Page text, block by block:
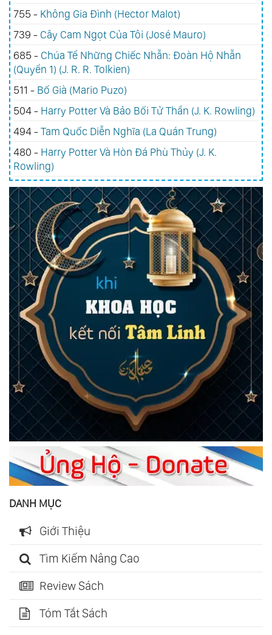
755 - Không Gia Đình (Hector Malot)
739 - Cây Cam Ngọt Của Tôi (José Mauro)
685 - Chúa Tể Những Chiếc Nhẫn: Đoàn Hộ Nhẫn
(Quyển 1) (J. R. R. Tolkien)
511 - Bố Già (Mario Puzo)
504 - Harry Potter Và Bảo Bối Tử Thần (J. K. Rowling)
494 -Tam Quốc Diễn Nghĩa (La Quán Trung)
480 - Harry Potter Và Hòn Đá Phù Thủy (J. K.
Rowling)
DANH MỤC
Giới Thiệu
Tìm Kiếm Nâng Cao
Review Sách
Tóm Tắt Sách